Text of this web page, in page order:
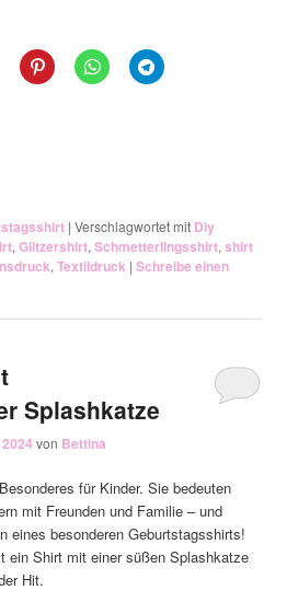
|Verschlagwortet mit Diy
,Glitzershirt,Schmetterlingsshirt,shirt
,Textildruck |Schreibe einen
Splashkatze
von Bettina
für Kinder. Sie bedeuten
mit Freunden und Familie – und
eines besonderen Geburtstagsshirts!
ein Shirt mit einer süßen Splashkatze
Hit.